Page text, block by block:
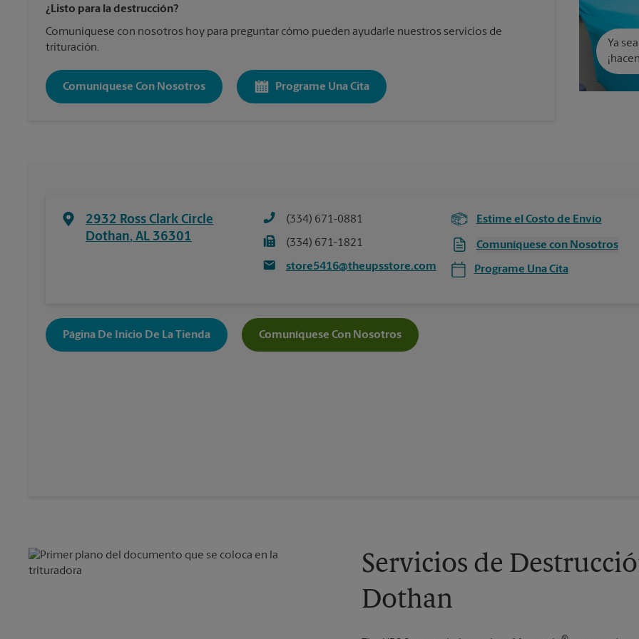
¿Listo para la destrucción?
Comuníquese con nosotros hoy para preguntar cómo pueden ayudarle nuestros servicios de
trituración.
Comuníquese Con Nosotros Programe Una Cita
Ya
2932 Ross Clark Circle
Dothan, AL 36301
(334) 671-0881
(334) 671-1821
store5416@theupsstore.com
Estime el Costo de Envío
Comuníquese con Nosotros
Programe Una Cita
Página De Inicio De La Tienda Comuníquese Con Nosotros
Servicios de
Dothan